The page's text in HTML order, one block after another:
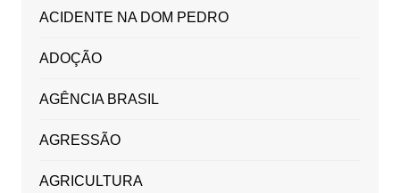
ACIDENTE NA DOM PEDRO
ADOÇÃO
AGÊNCIA BRASIL
AGRESSÃO
AGRICULTURA